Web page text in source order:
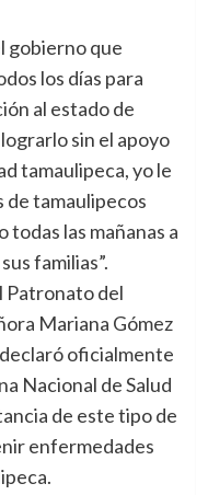
gobierno que
los días para
al estado de
sin el apoyo
tamaulipeca, yo le
de tamaulipecos
las mañanas a
familias”.
Patronato del
Mariana Gómez
declaró oficialmente
Nacional de Salud
de este tipo de
enfermedades